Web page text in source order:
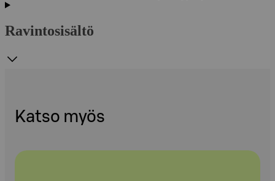
Ravintosisältö
Katso myös